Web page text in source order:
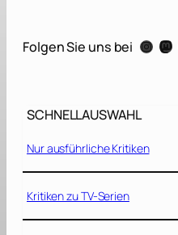
h
D
v
i
l
Folgen Sie uns bei Instagram Mastodon
SCHNELLAUSWAHL
Nur ausführliche Kritiken
Kritiken zu TV-Serien